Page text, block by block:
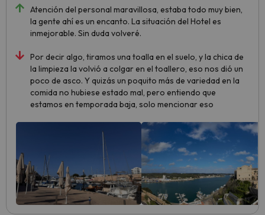
Atención del personal maravillosa, estaba todo muy bien,
la gente ahí es un encanto. La situación del Hotel es
inmejorable. Sin duda volveré.
Por decir algo, tiramos una toalla en el suelo, y la chica de
la limpieza la volvió a colgar en el toallero, eso nos dió un
poco de asco. Y quizás un poquito más de variedad en la
comida no hubiese estado mal, pero entiendo que
estamos en temporada baja, solo mencionar eso